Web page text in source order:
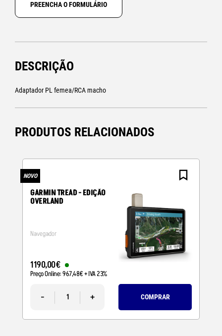
PREENCHA O FORMULÁRIO
DESCRIÇÃO
Adaptador PL femea/RCA macho
PRODUTOS RELACIONADOS
NOVO
GARMIN TREAD - EDIÇÃO
OVERLAND
Navegador
1190,00€
Preço Online:967,48€+ IVA 23%
- + COMPRAR